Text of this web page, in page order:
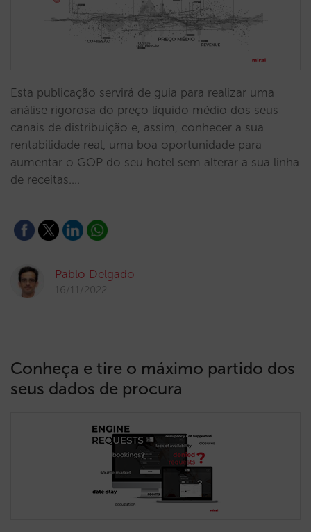
Esta publicação servirá de guia para realizar uma
análise rigorosa do preço líquido médio dos seus
canais de distribuição e, assim, conhecer a sua
rentabilidade real, uma boa oportunidade para
aumentar o GOP do seu hotel sem alterar a sua linha
de receitas.…
Pablo Delgado
16/11/2022
Conheça e tire o máximo partido dos
seus dados de procura